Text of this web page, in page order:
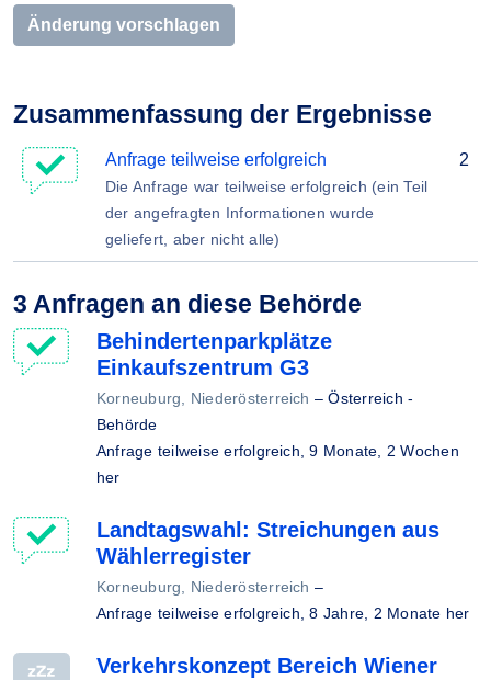
Änderung vorschlagen
Zusammenfassung der Ergebnisse
Anfrage teilweise erfolgreich
Die Anfrage war teilweise erfolgreich (ein Teil
der angefragten Informationen wurde
geliefert, aber nicht alle)
2
3 Anfragen an diese Behörde
Behindertenparkplätze
Einkaufszentrum G3
Korneuburg, Niederösterreich –Österreich -
Behörde
Anfrage teilweise erfolgreich,9 Monate, 2 Wochen
her
Landtagswahl: Streichungen aus
Wählerregister
Korneuburg, Niederösterreich –
Anfrage teilweise erfolgreich,8 Jahre, 2 Monate her
Verkehrskonzept Bereich Wiener